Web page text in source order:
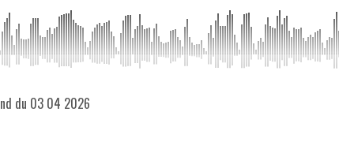
du 03 04 2026